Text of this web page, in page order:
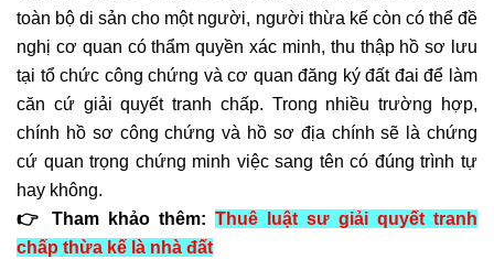
toàn bộ di sản cho một người, người thừa kế còn có thể đề
nghị cơ quan có thẩm quyền xác minh, thu thập hồ sơ lưu
tại tổ chức công chứng và cơ quan đăng ký đất đai để làm
căn cứ giải quyết tranh chấp. Trong nhiều trường hợp,
chính hồ sơ công chứng và hồ sơ địa chính sẽ là chứng
cứ quan trọng chứng minh việc sang tên có đúng trình tự
hay không.
👉 Tham khảo thêm: Thuê luật sư giải quyết tranh
chấp thừa kế là nhà đất